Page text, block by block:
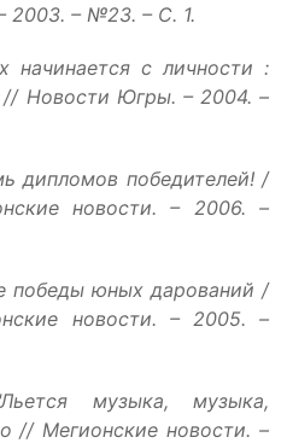
2003. – №23. – С. 1.
начинается с личности :
Новости Югры. – 2004. –
дипломов победителей! /
новости. – 2006. –
победы юных дарований /
новости. – 2005. –
музыка, музыка,
// Мегионские новости. –